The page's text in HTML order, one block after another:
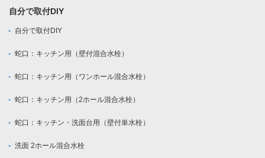
自分で取付DIY
自分で取付DIY
蛇口：キッチン用（壁付混合水栓）
蛇口：キッチン用（ワンホール混合水栓）
蛇口：キッチン用（2ホール混合水栓）
蛇口：キッチン・洗面台用（壁付単水栓）
洗面 2ホール混合水栓